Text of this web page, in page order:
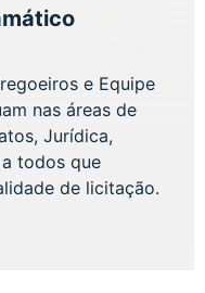
e Equipe
nas áreas de
Jurídica,
todos que
de licitação.